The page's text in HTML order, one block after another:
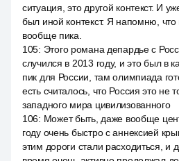
ситуация, это другой контекст. И
был иной контекст. Я напомню,
вообще пика.
105: Этого романа депардье с
случился в 2013 году, и это был в
пик для России, там олимпиада
есть считалось, что Россия это не
западного мира цивилизованного
106: Может быть, даже вообще
году очень быстро с аннексией
этим дороги стали расходиться, и